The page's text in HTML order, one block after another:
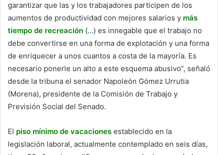
garantizar que las y los trabajadores participen de los
aumentos de productividad con mejores salarios y más
tiempo de recreación (…) es innegable que el trabajo no
debe convertirse en una forma de explotación y una forma
de enriquecer a unos cuantos a costa de la mayoría. Es
necesario ponerle un alto a este esquema abusivo”, señaló
desde la tribuna el senador Napoleón Gómez Urrutia
(Morena), presidente de la Comisión de Trabajo y
Previsión Social del Senado.
El piso mínimo de vacaciones establecido en la
legislación laboral, actualmente contemplado en seis días,